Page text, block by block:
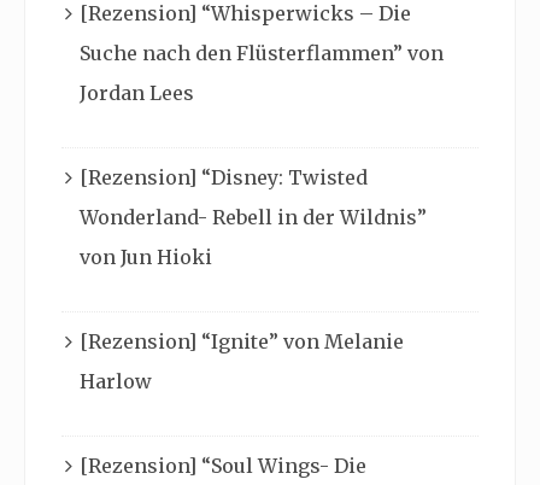
[Rezension] “Whisperwicks – Die
Suche nach den Flüsterflammen” von
Jordan Lees
[Rezension] “Disney: Twisted
Wonderland- Rebell in der Wildnis”
von Jun Hioki
[Rezension] “Ignite” von Melanie
Harlow
[Rezension] “Soul Wings- Die